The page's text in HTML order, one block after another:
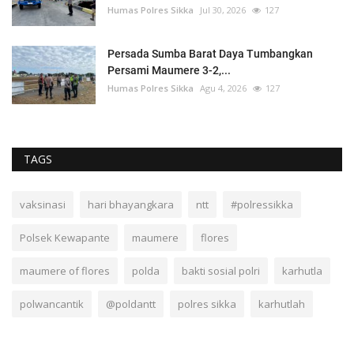
Humas Polres Sikka Jul 30, 2026 127
Persada Sumba Barat Daya Tumbangkan
Persami Maumere 3-2,...
Humas Polres Sikka Agu 4, 2026 127
TAGS
vaksinasi hari bhayangkara ntt #polressikka
Polsek Kewapante maumere flores
maumere of flores polda bakti sosial polri karhutla
polwancantik @poldantt polres sikka karhutlah